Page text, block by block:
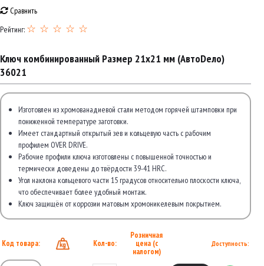
Сравнить
Рейтинг: ☆ ☆ ☆ ☆ ☆
Ключ комбинированный Размер 21x21 мм (АвтоDело)
36021
Изготовлен из хромованадиевой стали методом горячей штамповки при
пониженной температуре заготовки.
Имеет стандартный открытый зев и кольцевую часть с рабочим
профилем OVER DRIVE.
Рабочие профили ключа изготовлены с повышенной точностью и
термически доведены до твёрдости 39-41 HRC.
Угол наклона кольцевого части 15 градусов относительно плоскости ключа,
что обеспечивает более удобный монтаж.
Ключ защищён от коррозии матовым хромоникелевым покрытием.
Код товара: Кол-во:
Розничная
цена (с
налогом)
Доступность: